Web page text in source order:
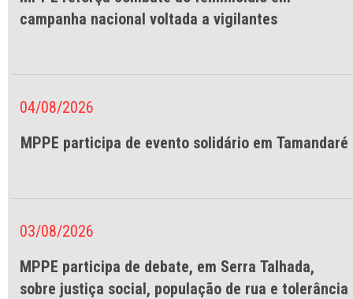
campanha nacional voltada a vigilantes
04/08/2026
MPPE participa de evento solidário em Tamandaré
03/08/2026
MPPE participa de debate, em Serra Talhada,
sobre justiça social, população de rua e tolerância